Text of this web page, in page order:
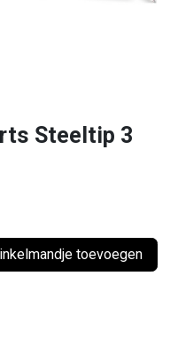
Steeltip 3
toevoegen